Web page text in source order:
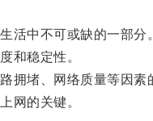
中不可或缺的一部分。
稳定性。
堵、网络质量等因素
的关键。